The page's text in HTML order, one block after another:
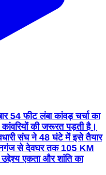
54 फीट लंबा कांवड़ चर्चा का
की जरूरत पड़ती है।
संघ ने 48 घंटे में इसे तैयार
से देवघर तक 105 KM
एकता और शांति का